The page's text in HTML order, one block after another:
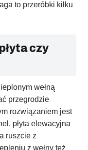
to przeróbki kilku
czy
wełną
przegrodzie
rozwiązaniem jest
płyta elewacyjna
ruszcie z
z wełny też